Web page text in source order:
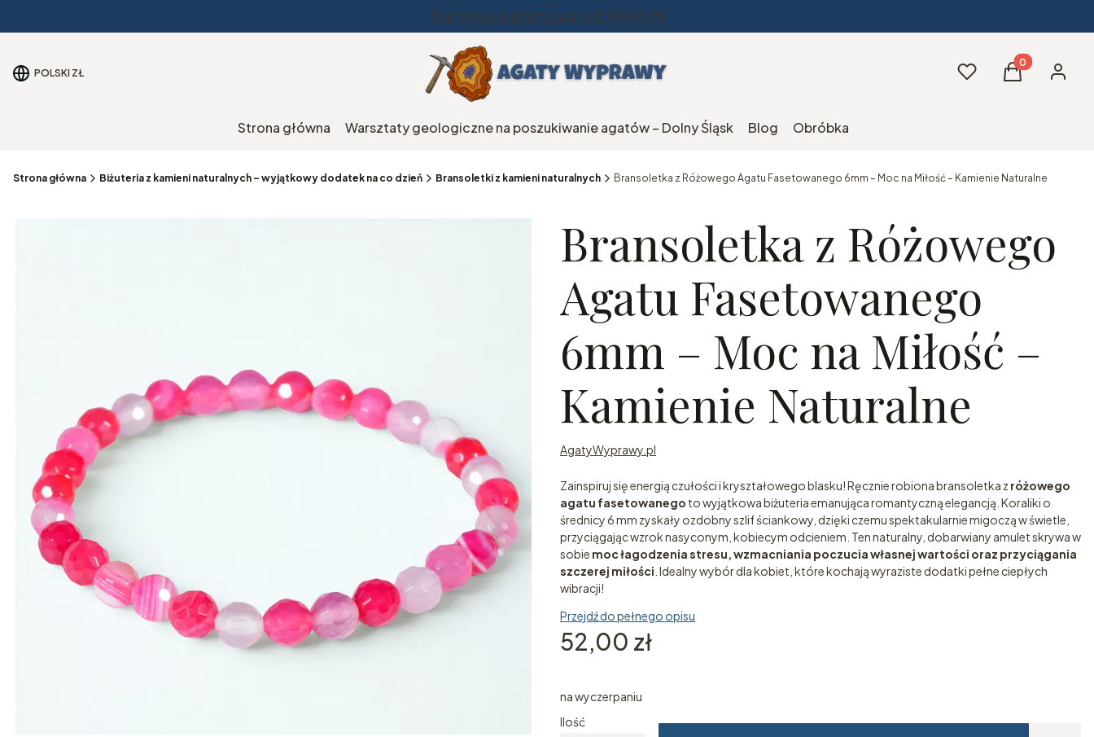
Darmowa dostawa od 299PLN
POLSKI ZŁ UlubioneProdukty w
Koszyk
Strona główna Warsztaty geologiczne na poszukiwanie agatów – Dolny Śląsk Blog Obróbka
Strona główna Biżuteria z kamieni naturalnych – wyjątkowy dodatek na co dzień Bransoletki z kamieni naturalnych Bransoletka z Różowego Agatu Fasetowanego 6mm – Moc na Miłość – Kamienie Naturalne
Bransoletka z Różowego
Agatu Fasetowanego
6mm – Moc na Miłość –
Kamienie Naturalne
AgatyWyprawy.pl
Zainspiruj się energią czułości i kryształowego blasku! Ręcznie robiona bransoletka z różowego
agatu fasetowanego to wyjątkowa biżuteria emanująca romantyczną elegancją. Koraliki o
średnicy 6 mm zyskały ozdobny szlif ściankowy, dzięki czemu spektakularnie migoczą w świetle,
przyciągając wzrok nasyconym, kobiecym odcieniem. Ten naturalny, dobarwiany amulet skrywa w
sobie moc łagodzenia stresu, wzmacniania poczucia własnej wartości oraz przyciągania
szczerej miłości . Idealny wybór dla kobiet, które kochają wyraziste dodatki pełne ciepłych
wibracji!
Przejdź do pełnego opisu
Cena
52,00 zł
na wyczerpaniu
Ilość